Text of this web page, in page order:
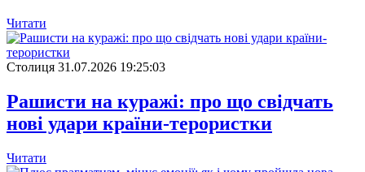
Читати
Столиця 31.07.2026 19:25:03
Рашисти на куражі: про що свідчать
нові удари країни-терористки
Читати